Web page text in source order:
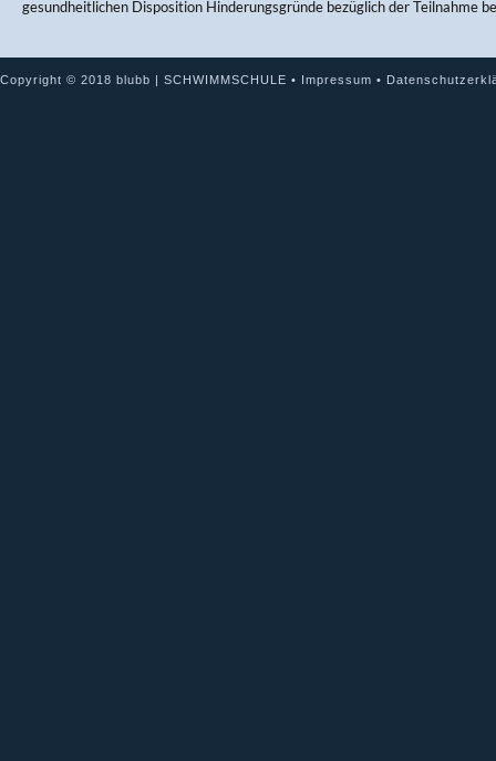
gesundheitlichen Disposition Hinderungsgründe bezüglich der Teilnahme
Copyright © 2018 blubb | SCHWIMMSCHULE • Impressum •